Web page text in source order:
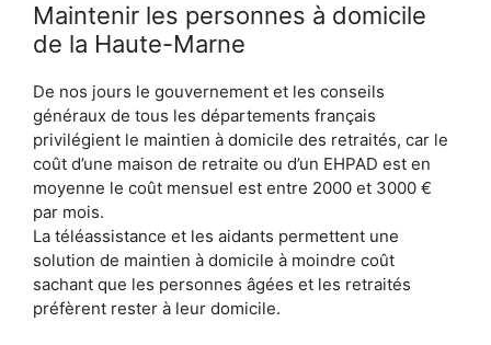
Maintenir les personnes à domicile
de la Haute-Marne
De nos jours le gouvernement et les conseils
généraux de tous les départements français
privilégient le maintien à domicile des retraités, car le
coût d’une maison de retraite ou d’un EHPAD est en
moyenne le coût mensuel est entre 2000 et 3000 €
par mois.
La téléassistance et les aidants permettent une
solution de maintien à domicile à moindre coût
sachant que les personnes âgées et les retraités
préfèrent rester à leur domicile.